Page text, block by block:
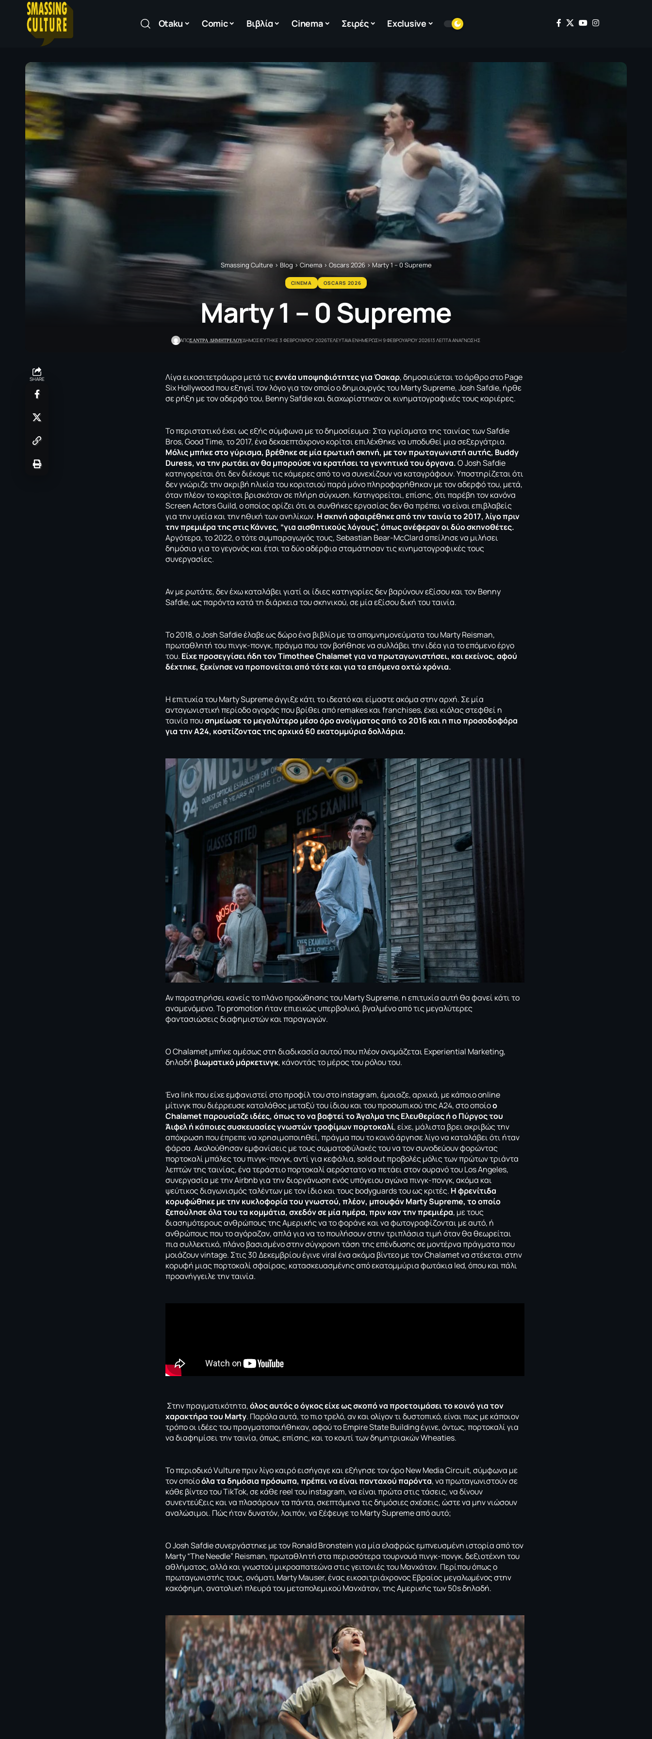
Otaku Comic Βιβλία Cinema Σειρές Exclusive
Smassing Culture > Blog >Cinema> Oscars 2026>Marty 1 – 0 Supreme
CINEMA OSCARS 2026
Marty 1 – 0 Supreme
ΑΠΟΣΑΝΤΡΑ ΔΗΜΗΤΡΕΛΟΥΔΗΜΟΣΙΕΥΤΗΚΕ 3 ΦΕΒΡΟΥΑΡΙΟΥ 2026ΤΕΛΕΥΤΑΙΑ ΕΝΗΜΕΡΩΣΗ 9 ΦΕΒΡΟΥΑΡΙΟΥ 202613 ΛΕΠΤΑ ΑΝΑΓΝΩΣΗΣ
SHARE Λίγα εικοσιτετράωρα μετά τιςεννέα υποψηφιότητες για Όσκαρ, δημοσιεύεται τοάρθρο στο Page
Six Hollywoodπου εξηγεί τον λόγο για τον οποίο ο δημιουργός του Marty Supreme, Josh Safdie, ήρθε
σε ρήξη με τον αδερφό του, Benny Safdie και διαχωρίστηκαν οι κινηματογραφικές τους καριέρες.
Το περιστατικό έχει ως εξής σύμφωνα με το δημοσίευμα: Στα γυρίσματα της ταινίας των Safdie
Bros, Good Time, το 2017, ένα δεκαεπτάχρονο κορίτσι επιλέχθηκε να υποδυθεί μια σεξεργάτρια.
Μόλις μπήκε στο γύρισμα, βρέθηκε σε μία ερωτική σκηνή, με τον πρωταγωνιστή αυτής, Buddy
Duress, να την ρωτάει αν θα μπορούσε να κρατήσει τα γεννητικά του όργανα.Ο Josh Safdie
κατηγορείται ότι δεν διέκοψε τις κάμερες από το να συνεχίζουν να καταγράφουν. Υποστηρίζεται ότι
δεν γνώριζε την ακριβή ηλικία του κοριτσιού παρά μόνο πληροφορήθηκαν με τον αδερφό του, μετά,
όταν πλέον το κορίτσι βρισκόταν σε πλήρη σύγχυση. Κατηγορείται, επίσης, ότι παρέβη τον κανόνα
Screen Actors Guild, ο οποίος ορίζει ότι οι συνθήκες εργασίας δεν θα πρέπει να είναι επιβλαβείς
για την υγεία και την ηθική των ανηλίκων. Η σκηνή αφαιρέθηκε από την ταινία το 2017, λίγο πριν
την πρεμιέρα της στις Κάννες, “για αισθητικούς λόγους”, όπως ανέφεραν οι δύο σκηνοθέτες.
Αργότερα, το 2022, ο τότε συμπαραγωγός τους, Sebastian Bear-McClard απείλησε να μιλήσει
δημόσια για το γεγονός και έτσι τα δύο αδέρφια σταμάτησαν τις κινηματογραφικές τους
συνεργασίες.
Αν με ρωτάτε, δεν έχω καταλάβει γιατί οι ίδιες κατηγορίες δεν βαρύνουν εξίσου και τον Benny
Safdie, ως παρόντα κατά τη διάρκεια του σκηνικού, σε μία εξίσου δική του ταινία.
Το 2018, ο Josh Safdie έλαβε ως δώρο ένα βιβλίο με τα απομνημονεύματα του Marty Reisman,
πρωταθλητή του πινγκ-πονγκ, πράγμα που τον βοήθησε να συλλάβει την ιδέα για το επόμενο έργο
του. Είχε προσεγγίσει ήδη τον Timothee Chalamet για να πρωταγωνιστήσει, και εκείνος, αφού
δέχτηκε, ξεκίνησε να προπονείται από τότε και για τα επόμενα οχτώ χρόνια.
Η επιτυχία του Marty Supreme άγγιξε κάτι το ιδεατό και είμαστε ακόμα στην αρχή. Σε μία
ανταγωνιστική περίοδο αγοράς που βρίθει από remakes και franchises, έχει κιόλας στεφθεί η
ταινία πουσημείωσε το μεγαλύτερο μέσο όρο ανοίγματος από το 2016 και η πιο προσοδοφόρα
για την A24, κοστίζοντας της αρχικά 60 εκατομμύρια δολλάρια.
Αν παρατηρήσει κανείς το πλάνο προώθησης του Marty Supreme, η επιτυχία αυτή θα φανεί κάτι το
αναμενόμενο. Το promotion ήταν επιεικώς υπερβολικό, βγαλμένο από τις μεγαλύτερες
φαντασιώσεις διαφημιστών και παραγωγών.
Ο Chalamet μπήκε αμέσως στη διαδικασία αυτού που πλέον ονομάζεται Experiential Marketing,
δηλαδή βιωματικό μάρκετινγκ, κάνοντάς το μέρος του ρόλου του.
Ένα link που είχε εμφανιστεί στο προφίλ του στο instagram, έμοιαζε, αρχικά, με κάποιο online
μίτινγκ που διέρρευσε καταλάθος μεταξύ του ίδιου και του προσωπικού της A24, στο οποίοο
Chalamet παρουσίαζε ιδέες, όπως το να βαφτεί το Άγαλμα της Ελευθερίας ή ο Πύργος του
Άιφελ ή κάποιες συσκευασίες γνωστών τροφίμων πορτοκαλί, είχε, μάλιστα βρει ακριβώς την
απόχρωση που έπρεπε να χρησιμοποιηθεί, πράγμα που το κοινό άργησε λίγο να καταλάβει ότι ήταν
φάρσα. Ακολούθησαν εμφανίσεις με τους σωματοφύλακές του να τον συνοδεύουν φορώντας
πορτοκαλί μπάλες του πινγκ-πονγκ, αντί για κεφάλια, sold out προβολές μόλις των πρώτων τριάντα
λεπτών της ταινίας, ένα τεράστιο πορτοκαλί αερόστατο να πετάει στον ουρανό του Los Angeles,
συνεργασία με την Airbnb για την διοργάνωση ενός υπόγειου αγώνα πινγκ-πονγκ, ακόμα και
ψεύτικος διαγωνισμός ταλέντων με τον ίδιο και τους bodyguards του ως κριτές. Η φρενίτιδα
κορυφώθηκε με την κυκλοφορία του γνωστού, πλέον, μπουφάν Marty Supreme, το οποίο
ξεπούλησε όλα του τα κομμάτια, σχεδόν σε μία ημέρα, πριν καν την πρεμιέρα, με τους
διασημότερους ανθρώπους της Αμερικής να το φοράνε και να φωτογραφίζονται με αυτό, ή
ανθρώπους που το αγόραζαν, απλά για να το πουλήσουν στην τριπλάσια τιμή όταν θα θεωρείται
πια συλλεκτικό, πλάνο βασισμένο στην σύγχρονη τάση της επένδυσης σε μοντέρνα πράγματα που
μοιάζουν vintage. Στις 30 Δεκεμβρίου έγινε viral ένα ακόμα βίντεο με τον Chalamet να στέκεται στην
κορυφή μιας πορτοκαλί σφαίρας, κατασκευασμένης από εκατομμύρια φωτάκια led, όπου και πάλι
προανήγγειλε την ταινία.
Στην πραγματικότητα,όλος αυτός ο όγκος είχε ως σκοπό να προετοιμάσει το κοινό για τον
χαρακτήρα του Marty. Παρόλα αυτά, το πιο τρελό, αν και ολίγον τι δυστοπικό, είναι πως με κάποιον
τρόπο οι ιδέες του πραγματοποιήθηκαν, αφού το Empire State Building έγινε, όντως, πορτοκαλί για
να διαφημίσει την ταινία, όπως, επίσης, και το κουτί των δημητριακών Wheaties.
Το περιοδικό Vulture πριν λίγο καιρό εισήγαγε και εξήγησε τονόρο New Media Circuit, σύμφωνα με
τον οποίοόλα τα δημόσια πρόσωπα, πρέπει να είναι πανταχού παρόντα, να πρωταγωνιστούν σε
κάθε βίντεο του TikTok, σε κάθε reel του instagram, να είναι πρώτα στις τάσεις, να δίνουν
συνεντεύξεις και να πλασάρουν τα πάντα, σκεπτόμενα τις δημόσιες σχέσεις, ώστε να μην νιώσουν
αναλώσιμοι. Πώς ήταν δυνατόν, λοιπόν, να ξέφευγε το Marty Supreme από αυτό;
Ο Josh Safdie συνεργάστηκε με τον Ronald Bronstein για μία ελαφρώς εμπνευσμένη ιστορία από τον
Marty “The Needle” Reisman, πρωταθλητή στα περισσότερα τουρνουά πινγκ-πονγκ, δεξιοτέχνη του
αθλήματος, αλλά και γνωστού μικροαπατεώνα στις γειτονιές του Μανχάταν. Περίπου όπως ο
πρωταγωνιστής τους, ονόματι Marty Mauser, ένας εικοσιτριάχρονος Εβραίος μεγαλωμένος στην
κακόφημη, ανατολική πλευρά του μεταπολεμικού Μανχάταν, της Αμερικής των 50s δηλαδή.